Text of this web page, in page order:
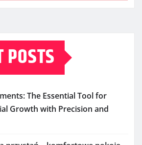
POSTS
The Essential Tool for
Growth with Precision and